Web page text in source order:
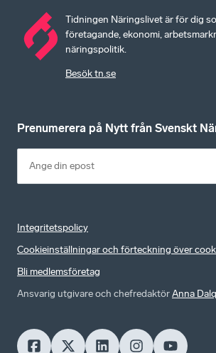
Tidningen Näringslivet är för dig
företagande, ekonomi,
näringspolitik.
Besök tn.se
Prenumerera på Nytt från Svenskt
Integritetspolicy
Cookieinställningar och förteckning över
Bli medlemsföretag
Ansvarig utgivare och chefredaktörAnna